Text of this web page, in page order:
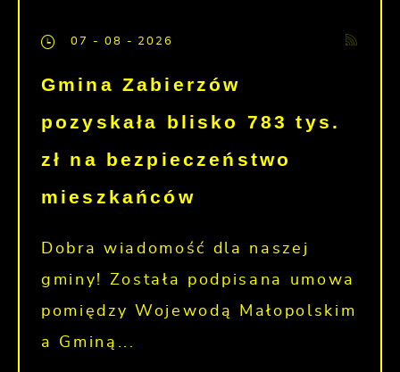
07 - 08 - 2026
Gmina Zabierzów
pozyskała blisko 783 tys.
zł na bezpieczeństwo
mieszkańców
Dobra wiadomość dla naszej
gminy! Została podpisana umowa
pomiędzy Wojewodą Małopolskim
a Gminą...